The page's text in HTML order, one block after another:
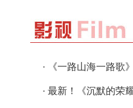
· 《一路山海一路歌
· 最新！《沉默的荣